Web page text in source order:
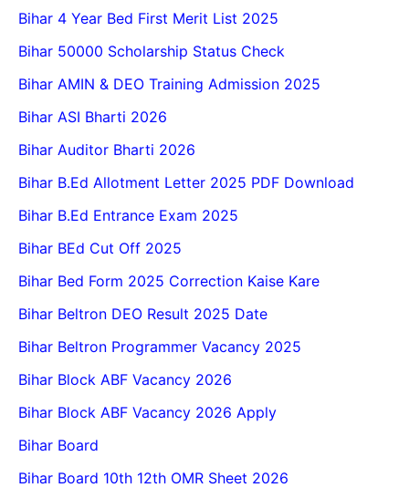
Bihar 4 Year Bed First Merit List 2025
Bihar 50000 Scholarship Status Check
Bihar AMIN & DEO Training Admission 2025
Bihar ASI Bharti 2026
Bihar Auditor Bharti 2026
Bihar B.Ed Allotment Letter 2025 PDF Download
Bihar B.Ed Entrance Exam 2025
Bihar BEd Cut Off 2025
Bihar Bed Form 2025 Correction Kaise Kare
Bihar Beltron DEO Result 2025 Date
Bihar Beltron Programmer Vacancy 2025
Bihar Block ABF Vacancy 2026
Bihar Block ABF Vacancy 2026 Apply
Bihar Board
Bihar Board 10th 12th OMR Sheet 2026